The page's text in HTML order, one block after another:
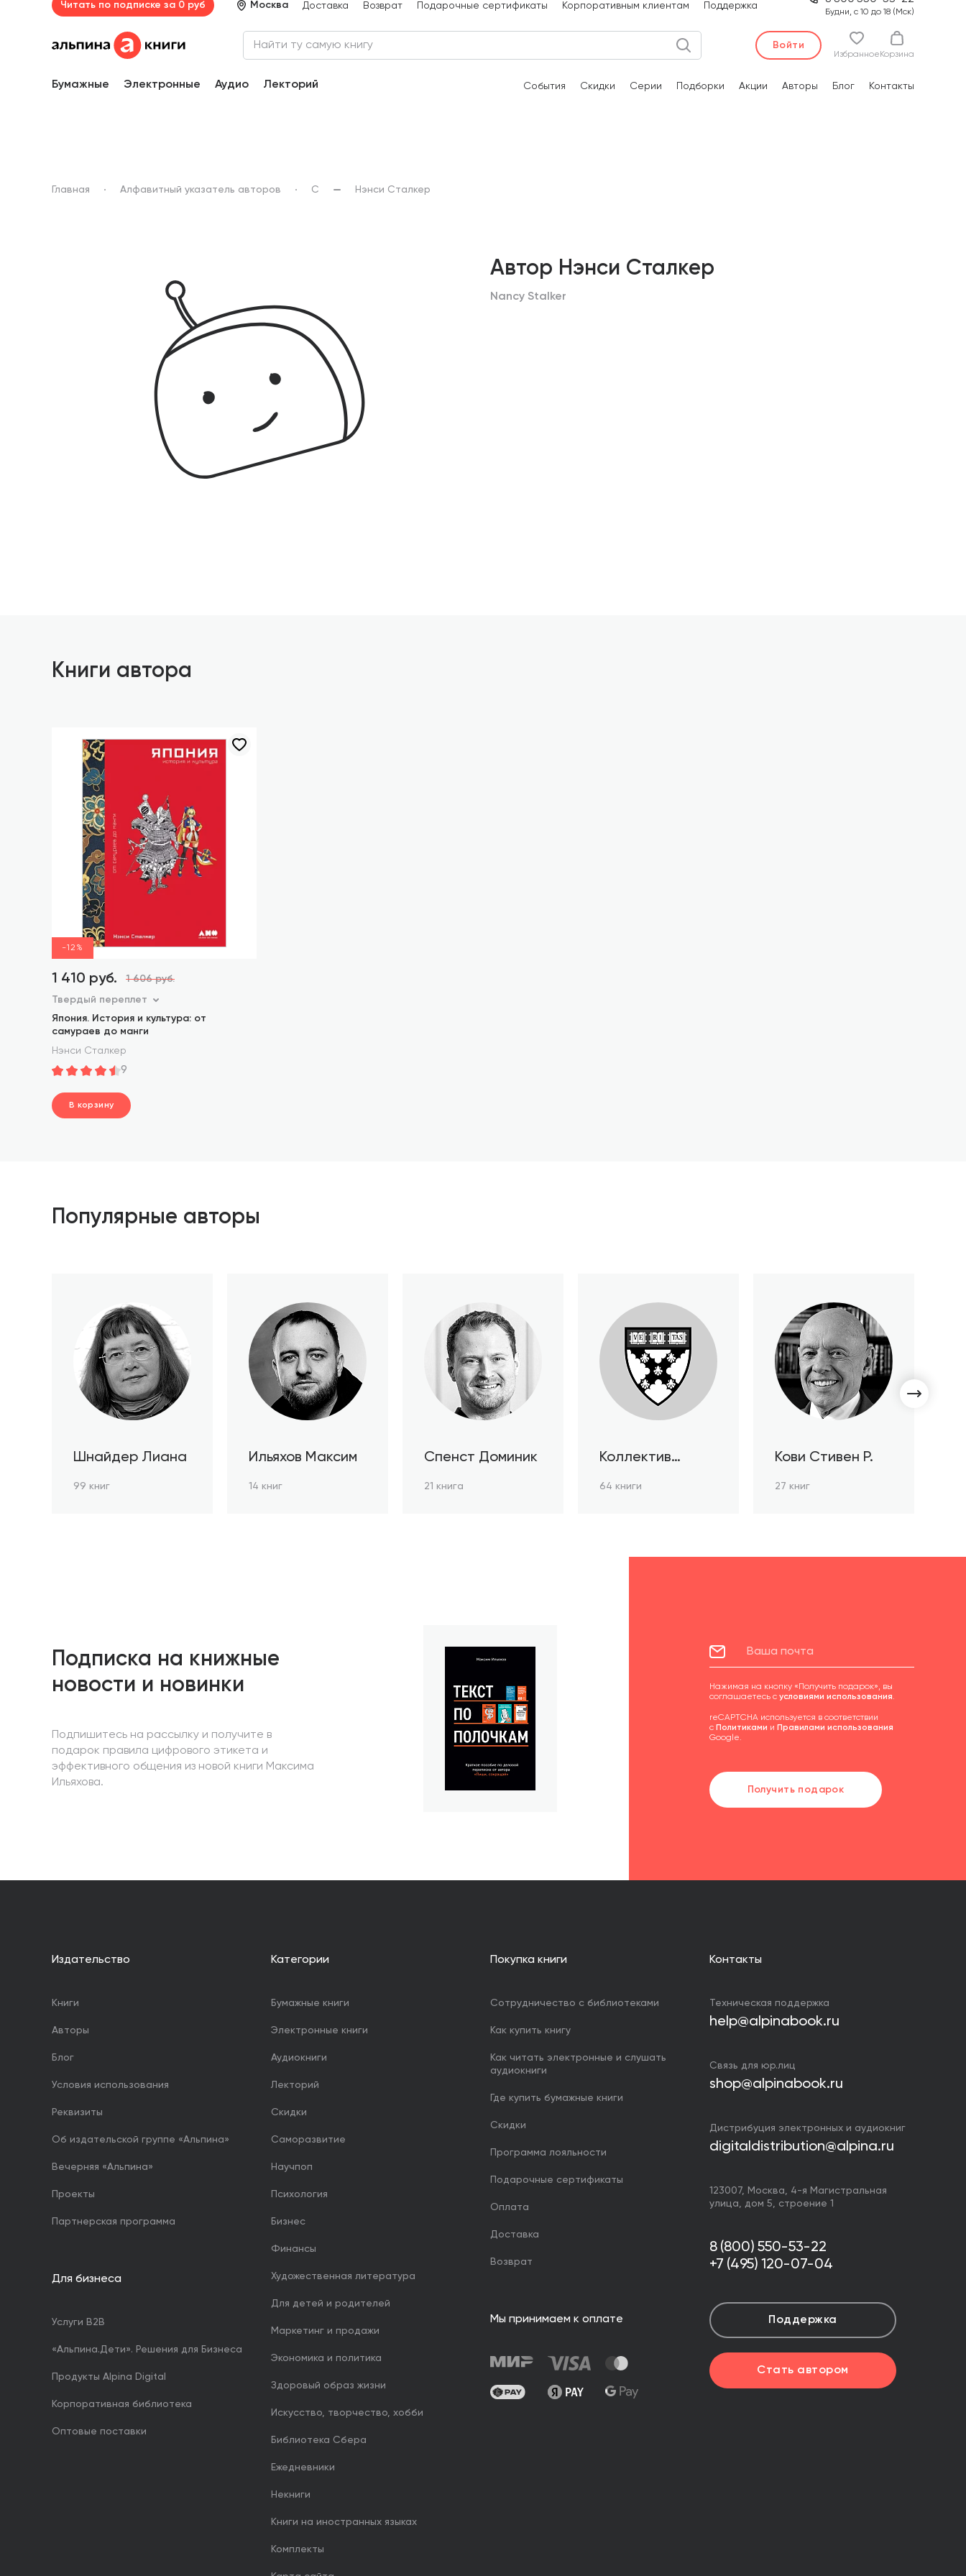
Читать по подписке за 0 руб Москва Доставка Возврат Подарочные сертификаты Корпоративным клиентам Поддержка
Будни, с 10 до 18 (Мск)
Войти
Избранное Корзина
Бумажные Электронные Аудио Лекторий События Скидки Серии Подборки Акции Авторы Блог Контакты
Главная Алфавитный указатель авторов С Нэнси Сталкер
Автор Нэнси Сталкер
Nancy Stalker
Книги автора
-12%
1 410 руб. 1 606 руб.
Твердый переплет
Япония. История и культура: от
самураев до манги
Нэнси Сталкер
9
В корзину
Популярные авторы
Шнайдер Лиана
99 книг
Ильяхов Максим
14 книг
Спенст Доминик
21 книга
Коллектив
64 книги
Кови Стивен Р.
27 книг
Подписка на книжные
новости и новинки
Подпишитесь на рассылку и получите в
подарок правила цифрового этикета и
эффективного общения из новой книги Максима
Ильяхова.
Нажимая на кнопку «Получить подарок», вы
соглашаетесь с условиями использования.
reCAPTCHA используется в соответствии
с Политиками и Правилами использования
Google.
Получить подарок
Издательство
Книги
Авторы
Блог
Условия использования
Реквизиты
Об издательской группе «Альпина»
Вечерняя «Альпина»
Проекты
Партнерская программа
Для бизнеса
Услуги B2B
«Альпина.Дети». Решения для Бизнеса
Продукты Alpina Digital
Корпоративная библиотека
Оптовые поставки
Категории
Бумажные книги
Электронные книги
Аудиокниги
Лекторий
Скидки
Саморазвитие
Научпоп
Психология
Бизнес
Финансы
Художественная литература
Для детей и родителей
Маркетинг и продажи
Экономика и политика
Здоровый образ жизни
Искусство, творчество, хобби
Библиотека Сбера
Ежедневники
Некниги
Книги на иностранных языках
Комплекты
Покупка книги
Сотрудничество с библиотеками
Как купить книгу
Как читать электронные и слушать
аудиокниги
Где купить бумажные книги
Скидки
Программа лояльности
Подарочные сертификаты
Оплата
Доставка
Возврат
Мы принимаем к оплате
Контакты
Техническая поддержка
help@alpinabook.ru
Связь для юр.лиц
shop@alpinabook.ru
Дистрибуция электронных и аудиокниг
digitaldistribution@alpina.ru
123007, Москва, 4-я Магистральная
улица, дом 5, строение 1
8 (800) 550-53-22
+7 (495) 120-07-04
Поддержка
Стать автором